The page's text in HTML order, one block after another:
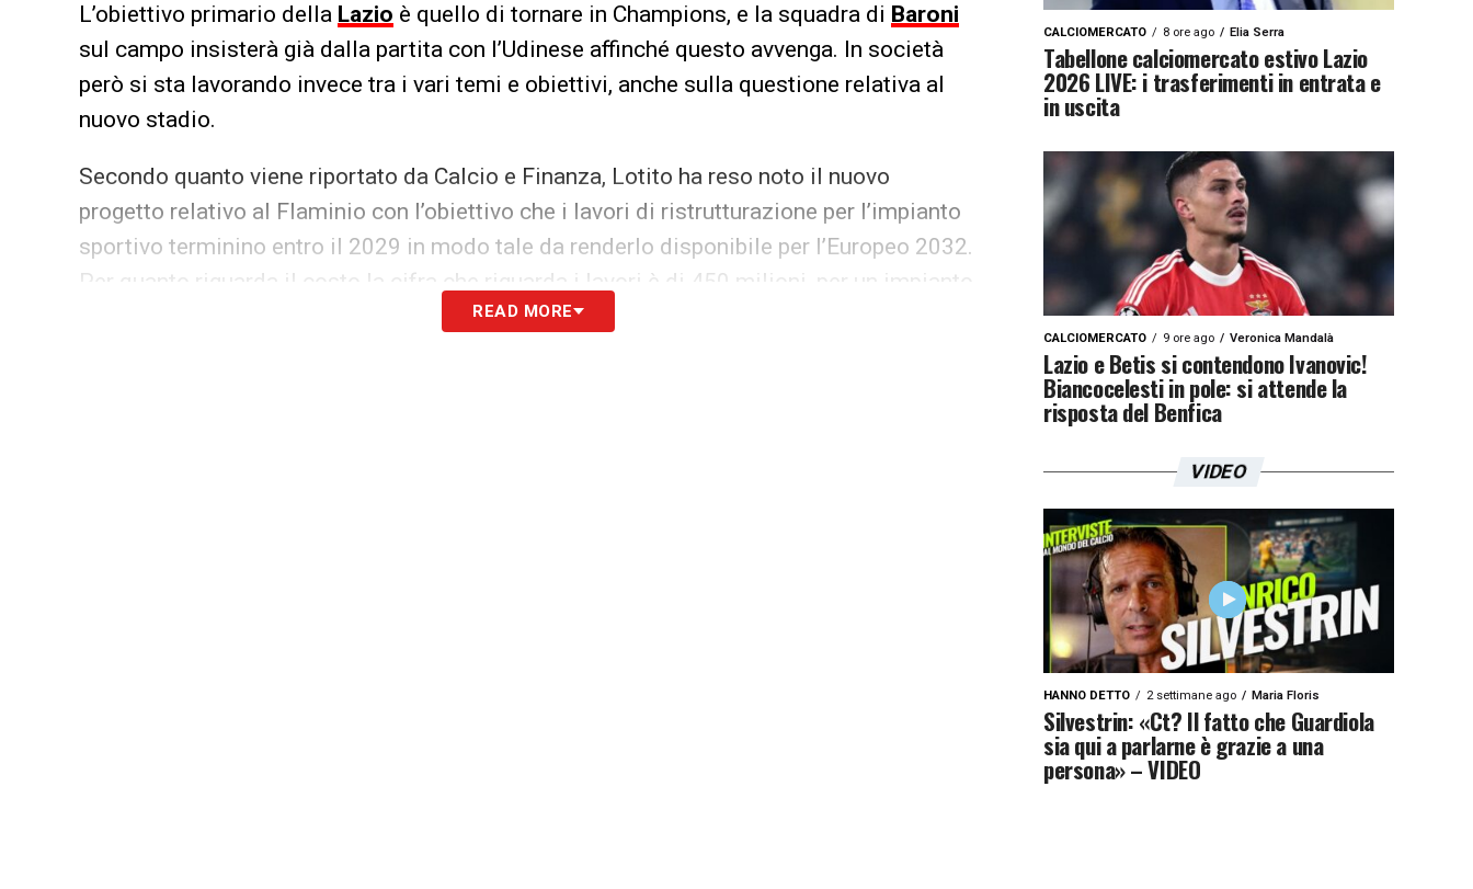
L’obiettivo primario della Lazio è quello di tornare in Champions, e la squadra di Baroni
sul campo insisterà già dalla partita con l’Udinese affinché questo avvenga. In società
però si sta lavorando invece tra i vari temi e obiettivi, anche sulla questione relativa al
nuovo stadio.
Secondo quanto viene riportato da Calcio e Finanza, Lotito ha reso noto il nuovo
progetto relativo al Flaminio con l’obiettivo che i lavori di ristrutturazione per l’impianto
sportivo terminino entro il 2029 in modo tale da renderlo disponibile per l’Europeo 2032.
Per quanto riguarda il costo la cifra che riguarda i lavori è di 450 milioni, per un impianto
READ MORE
CALCIOMERCATO 8 ore ago Elia Serra
Tabellone calciomercato estivo Lazio
2026 LIVE: i trasferimenti in entrata e
in uscita
CALCIOMERCATO 9 ore ago Veronica Mandalà
Lazio e Betis si contendono Ivanovic!
Biancocelesti in pole: si attende la
risposta del Benfica
VIDEO
HANNO DETTO 2 settimane ago Maria Floris
Silvestrin: «Ct? Il fatto che Guardiola
sia qui a parlarne è grazie a una
persona» – VIDEO